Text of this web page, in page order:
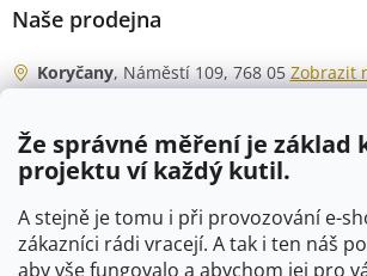
Že správné měření je základ
projektu ví každý kutil.
A stejně je tomu i při provozování e-
zákazníci rádi vracejí. A tak i ten náš
aby vše fungovalo a abychom jej pro
Naše prodejna
Koryčany, Náměstí 109, 768 05 Zobrazit
Po - Čt
06:00 - 07:00
07:30 - 15:30
Pá
06:00 - 07:00
07:30 - 15:00